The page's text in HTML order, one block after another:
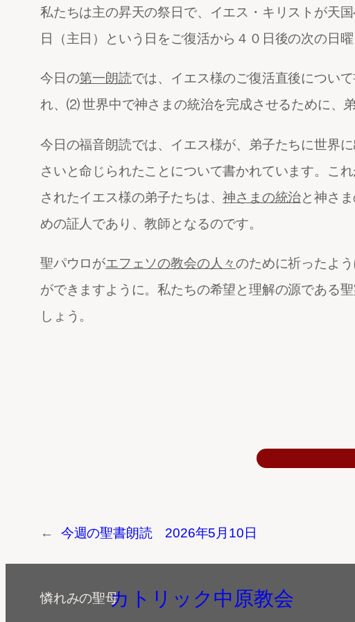
私たちは主の昇天の祭日で、イエス・キリストが天
日（主日）という日をご復活から４０日後の次の日
今日の第一朗読では、イエス様のご復活直後につい
れ、⑵ 世界中で神さまの統治を完成させるために、
今日の福音朗読では、イエス様が、弟子たちに世界
さいと命じられたことについて書かれています。こ
されたイエス様の弟子たちは、神さまの統治と神さ
めの証人であり、教師となるのです。
聖パウロがエフェソの教会の人々のために祈ったよ
ができますように。私たちの希望と理解の源である
しょう。
← 今週の聖書朗読 2026年5月10日
憐れみの聖母カトリック中原教会